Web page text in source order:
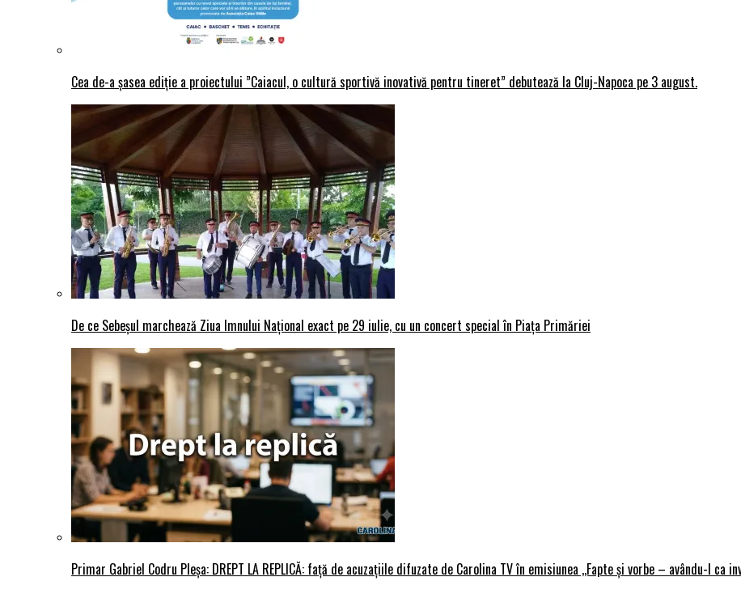
Cea de-a șasea ediție a proiectului ”Caiacul, o cultură sportivă inovativă pentru tineret” debutează la Cluj-Napoca pe 3 august.
De ce Sebeșul marchează Ziua Imnului Național exact pe 29 iulie, cu un concert special în Piața Primăriei
Primar Gabriel Codru Pleșa: DREPT LA REPLICĂ: față de acuzațiile difuzate de Carolina TV în emisiunea ,,Fapte și vorbe – avându-l